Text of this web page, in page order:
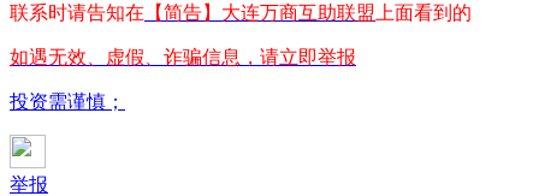
联系时请告知在 【简告】大连万商互助联盟 上面看到的
如遇无效、虚假、诈骗信息，请立即举报
投资需谨慎；
举报